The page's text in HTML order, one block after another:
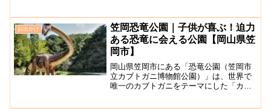
駐車場から公園に入ってすぐの場所にあ
る水路には大き...
お出かけ
笠岡恐竜公園｜子供が喜ぶ！迫力
ある恐竜に会える公園【岡山県笠
岡市】
岡山県笠岡市にある「恐竜公園（笠岡市
立カブトガニ博物館公園）」は、世界で
唯一のカブトガニをテーマにした「カブ